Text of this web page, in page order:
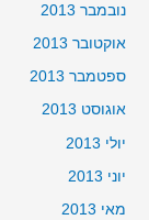
נובמבר 2013
אוקטובר 2013
ספטמבר 2013
אוגוסט 2013
יולי 2013
יוני 2013
מאי 2013